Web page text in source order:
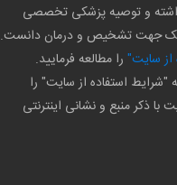
و توصیه پزشکی تخصصی
پزشک جهت تشخیص و درمان دانست.
از سایت" را مطالعه فرمایید.
استفاده از سایت" را
ذکر منبع و نشانی اینترنتی